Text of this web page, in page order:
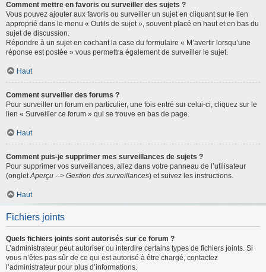
Comment mettre en favoris ou surveiller des sujets ?
Vous pouvez ajouter aux favoris ou surveiller un sujet en cliquant sur le lien
approprié dans le menu « Outils de sujet », souvent placé en haut et en bas du
sujet de discussion.
Répondre à un sujet en cochant la case du formulaire « M’avertir lorsqu’une
réponse est postée » vous permettra également de surveiller le sujet.
Haut
Comment surveiller des forums ?
Pour surveiller un forum en particulier, une fois entré sur celui-ci, cliquez sur le
lien « Surveiller ce forum » qui se trouve en bas de page.
Haut
Comment puis-je supprimer mes surveillances de sujets ?
Pour supprimer vos surveillances, allez dans votre panneau de l’utilisateur
(ongletAperçu --> Gestion des surveillances) et suivez les instructions.
Haut
Fichiers joints
Quels fichiers joints sont autorisés sur ce forum ?
L’administrateur peut autoriser ou interdire certains types de fichiers joints. Si
vous n’êtes pas sûr de ce qui est autorisé à être chargé, contactez
l’administrateur pour plus d’informations.